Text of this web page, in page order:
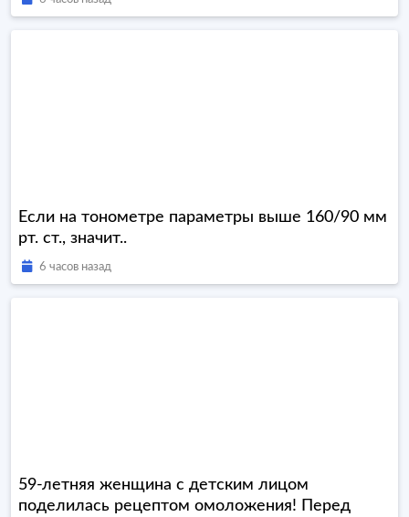
Если на тонометре параметры выше 160/90 мм
рт. ст., значит..
6 часов назад
59-летняя женщина с детским лицом
поделилась рецептом омоложения! Перед